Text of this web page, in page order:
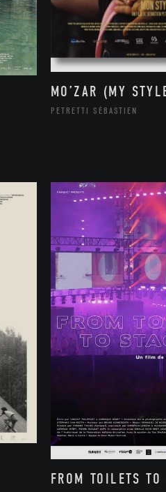
MO’ZAR (MY
PETRETTI SÉBASTIEN
FROM TOILETS TO